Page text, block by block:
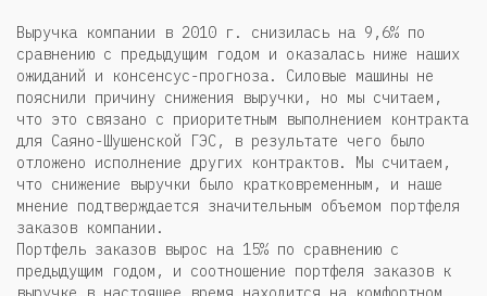
Выручка компании в 2010 г. снизилась на 9,6% по
сравнению с предыдущим годом и оказалась ниже наших
ожиданий и консенсус-прогноза. Силовые машины не
пояснили причину снижения выручки, но мы считаем,
что это связано с приоритетным выполнением контракта
для Саяно-Шушенской ГЭС, в результате чего было
отложено исполнение других контрактов. Мы считаем,
что снижение выручки было кратковременным, и наше
мнение подтверждается значительным объемом портфеля
заказов компании.
Портфель заказов вырос на 15% по сравнению с
предыдущим годом, и соотношение портфеля заказов к